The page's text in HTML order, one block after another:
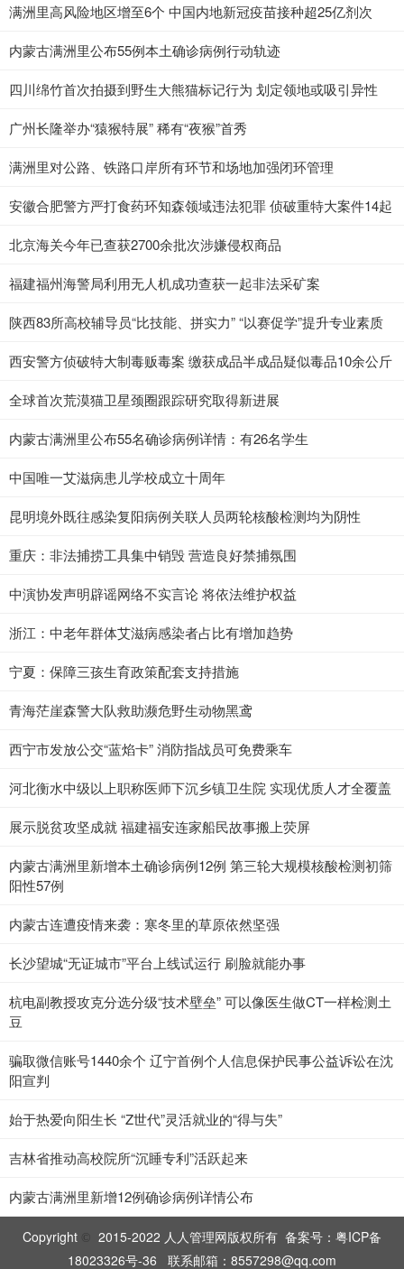
满洲里高风险地区增至6个 中国内地新冠疫苗接种超25亿剂次
内蒙古满洲里公布55例本土确诊病例行动轨迹
四川绵竹首次拍摄到野生大熊猫标记行为 划定领地或吸引异性
广州长隆举办“猿猴特展” 稀有“夜猴”首秀
满洲里对公路、铁路口岸所有环节和场地加强闭环管理
安徽合肥警方严打食药环知森领域违法犯罪 侦破重特大案件14起
北京海关今年已查获2700余批次涉嫌侵权商品
福建福州海警局利用无人机成功查获一起非法采矿案
陕西83所高校辅导员“比技能、拼实力” “以赛促学”提升专业素质
西安警方侦破特大制毒贩毒案 缴获成品半成品疑似毒品10余公斤
全球首次荒漠猫卫星颈圈跟踪研究取得新进展
内蒙古满洲里公布55名确诊病例详情：有26名学生
中国唯一艾滋病患儿学校成立十周年
昆明境外既往感染复阳病例关联人员两轮核酸检测均为阴性
重庆：非法捕捞工具集中销毁 营造良好禁捕氛围
中演协发声明辟谣网络不实言论 将依法维护权益
浙江：中老年群体艾滋病感染者占比有增加趋势
宁夏：保障三孩生育政策配套支持措施
青海茫崖森警大队救助濒危野生动物黑鸢
西宁市发放公交“蓝焰卡” 消防指战员可免费乘车
河北衡水中级以上职称医师下沉乡镇卫生院 实现优质人才全覆盖
展示脱贫攻坚成就 福建福安连家船民故事搬上荧屏
内蒙古满洲里新增本土确诊病例12例 第三轮大规模核酸检测初筛
阳性57例
内蒙古连遭疫情来袭：寒冬里的草原依然坚强
长沙望城“无证城市”平台上线试运行 刷脸就能办事
杭电副教授攻克分选分级“技术壁垒” 可以像医生做CT一样检测土
豆
骗取微信账号1440余个 辽宁首例个人信息保护民事公益诉讼在沈
阳宣判
始于热爱向阳生长 “Z世代”灵活就业的“得与失”
吉林省推动高校院所“沉睡专利”活跃起来
内蒙古满洲里新增12例确诊病例详情公布
Copyright © 2015-2022 人人管理网版权所有 备案号： 粤ICP备
18023326号-36 联系邮箱：8557298@qq.com